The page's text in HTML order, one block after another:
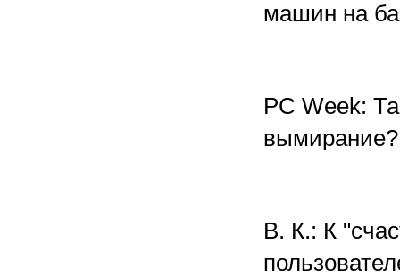
машин на
РС Week:
вымирание?
В. К.: К